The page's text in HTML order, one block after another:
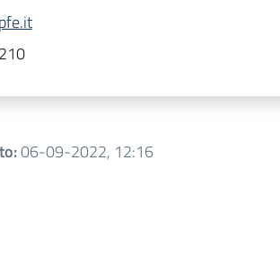
:06-09-2022, 12:16